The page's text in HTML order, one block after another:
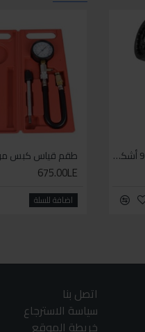
توتال مسدس رش مياه 9 أشكال
للاسف غير متوفر حاليا
225.00LE
اضافة للسلة
675.00LE
اضافة للسلة
اتصل بنا
سياسة الاسترجاع
خريطة الموقع